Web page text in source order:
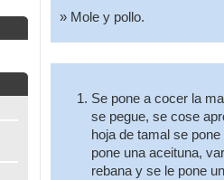
Mole y pollo.
Se pone a cocer la
se pegue, se cose
hoja de tamal se
pone una aceituna,
rebana y se le pone